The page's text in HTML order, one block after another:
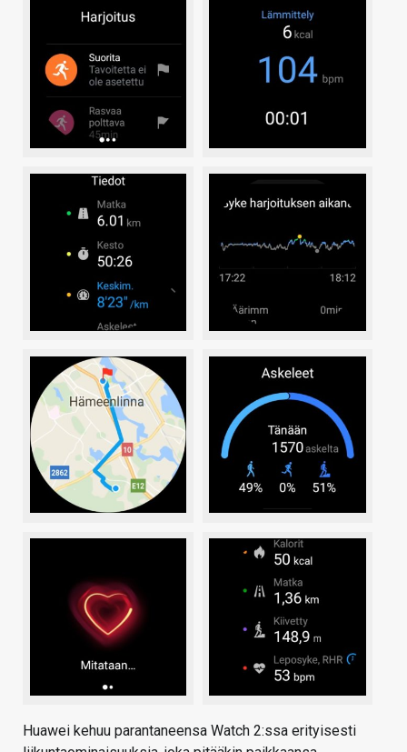
Huawei kehuu parantaneensa Watch 2:ssa erityisesti